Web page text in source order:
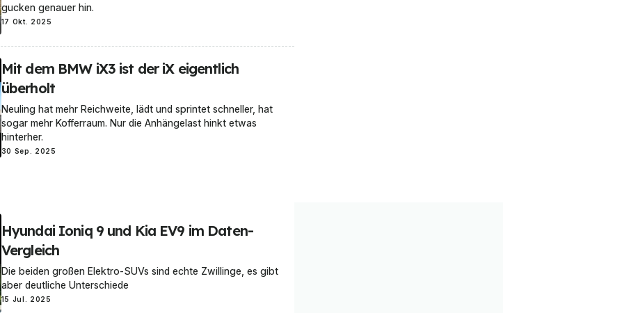
gucken genauer hin.
17 Okt. 2025
Mit dem BMW iX3 ist der iX eigentlich
überholt
Neuling hat mehr Reichweite, lädt und sprintet schneller, hat
sogar mehr Kofferraum. Nur die Anhängelast hinkt etwas
hinterher.
30 Sep. 2025
Hyundai Ioniq 9 und Kia EV9 im Daten-
Vergleich
Die beiden großen Elektro-SUVs sind echte Zwillinge, es gibt
aber deutliche Unterschiede
15 Jul. 2025